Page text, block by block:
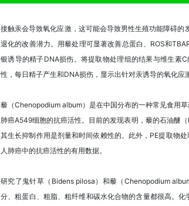
接触汞会导致氧化应激，这可能会导致男性生殖功能障碍
退化的改善潜力。用藜处理可显著改善总蛋白、ROS和
银诱导的精子DNA损伤。将提取物处理组的结果与维生素
性，每日精子产生和DNA损伤，显示出针对汞诱导的氧化应
藜（Chenopodium album）是在中国分布的一种常见食用
肺癌A549细胞的抗癌活性。目前的发现表明，藜的石油醚
其生长抑制作用是剂量和时间依赖性的。此外，PE提取物
人肺癌中的抗癌活性的有用数据。
研究了鬼针草（Bidens pilosa）和藜（Chenopodium
分、粗蛋白、粗脂、粗纤维和碳水化合物的含量都很高。